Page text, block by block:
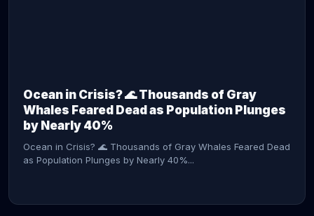
Ocean in Crisis? 🌊 Thousands of Gray
Whales Feared Dead as Population Plunges
by Nearly 40%
Ocean in Crisis? 🌊 Thousands of Gray Whales Feared Dead
as Population Plunges by Nearly 40%...